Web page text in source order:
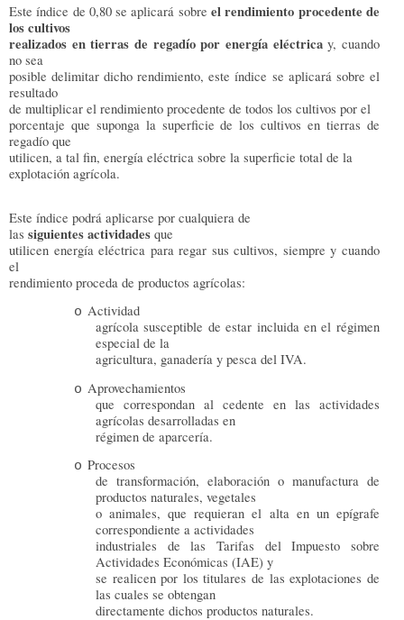
Este índice de 0,80 se aplicará sobreel rendimiento procedente de
los cultivos
realizados en tierras de regadío por energía eléctricay, cuando
no sea
posible delimitar dicho rendimiento, este índice se aplicará sobre el
resultado
de multiplicar el rendimiento procedente de todos los cultivos por el
porcentaje que suponga la superficie de los cultivos en tierras de
regadío que
utilicen, a tal fin, energía eléctrica sobre la superficie total de la
explotación agrícola.
Este índice podrá aplicarse por cualquiera de
las siguientes actividades que
utilicen energía eléctrica para regar sus cultivos, siempre y cuando
el
rendimiento proceda de productos agrícolas:
o Actividad
agrícola susceptible de estar incluida en el régimen
especial de la
agricultura, ganadería y pesca del IVA.
o Aprovechamientos
que correspondan al cedente en las actividades
agrícolas desarrolladas en
régimen de aparcería.
o Procesos
de transformación, elaboración o manufactura de
productos naturales, vegetales
o animales, que requieran el alta en un epígrafe
correspondiente a actividades
industriales de las Tarifas del Impuesto sobre
Actividades Económicas (IAE) y
se realicen por los titulares de las explotaciones de
las cuales se obtengan
directamente dichos productos naturales.